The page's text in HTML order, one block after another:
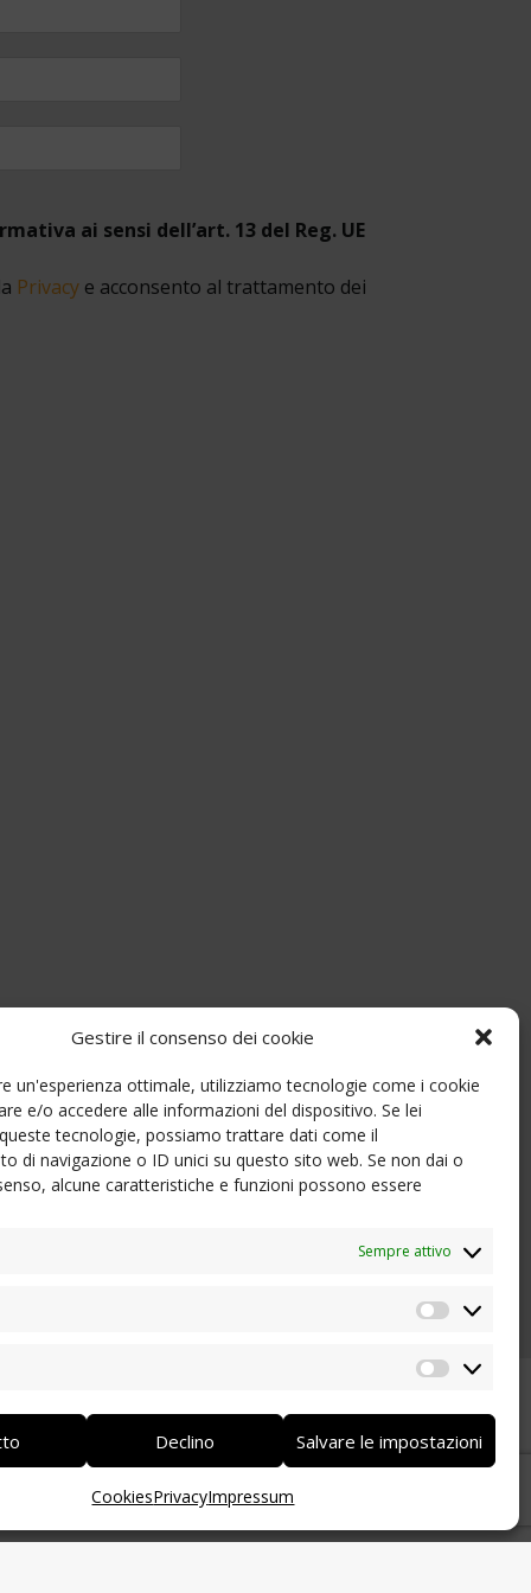
Gestire il consenso dei cookie
un'esperienza ottimale, utilizziamo tecnologie come i cookie
e/o accedere alle informazioni del dispositivo. Se lei
tecnologie, possiamo trattare dati come il
di navigazione o ID unici su questo sito web. Se non dai o
alcune caratteristiche e funzioni possono essere
Sempre attivo
Declino Salvare le impostazioni
CookiesPrivacyImpressum
ai sensi dell’art. 13 del Reg. UE
Privacy e acconsento al trattamento dei